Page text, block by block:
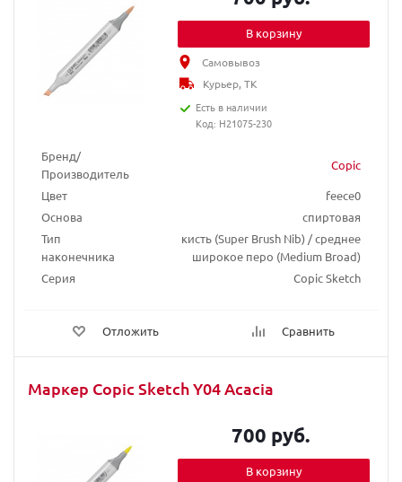
Бренд/
Производитель
Copic
Цвет
feece0
Основа
спиртовая
Тип
наконечника
кисть (Super Brush Nib) / среднее
широкое перо (Medium Broad)
Серия
Copic Sketch
Отложить Сравнить
В корзину
Самовывоз
Курьер, ТК
Есть в наличии
Код: H21075-230
Маркер Copic Sketch Y04 Acacia
700 руб.
В корзину